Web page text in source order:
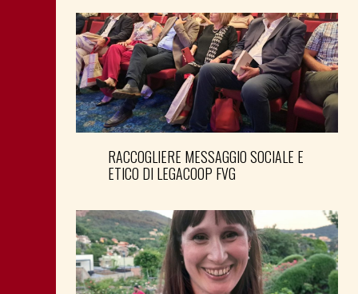
RACCOGLIERE MESSAGGIO SOCIALE E
ETICO DI LEGACOOP FVG